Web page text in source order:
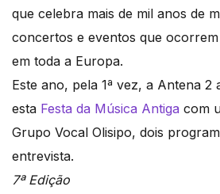
que celebra mais de mil anos de
concertos e eventos que
em toda a Europa.
Este ano, pela 1ª vez, a Antena 2
esta Festa da Música Antiga com
Grupo Vocal Olisipo, dois
entrevista.
7ª Edição